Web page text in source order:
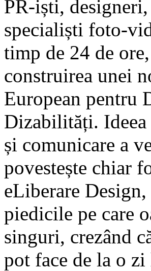
PR-iști,
specialiști foto-
timp de 24 de
construirea unei
European pentru
Dizabilități. Ideea
și comunicare a
povestește chiar
eLiberare
piedicile pe care
singuri, crezând
pot face de la o zi